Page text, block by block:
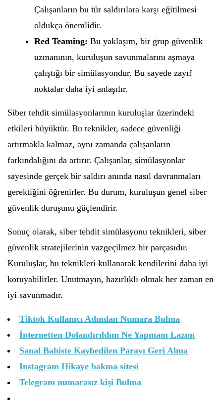
Çalışanların bu tür saldırılara karşı eğitilmesi
oldukça önemlidir.
Red Teaming: Bu yaklaşım, bir grup güvenlik
uzmanının, kuruluşun savunmalarını aşmaya
çalıştığı bir simülasyondur. Bu sayede zayıf
noktalar daha iyi anlaşılır.
Siber tehdit simülasyonlarının kuruluşlar üzerindeki
etkileri büyüktür. Bu teknikler, sadece güvenliği
artırmakla kalmaz, aynı zamanda çalışanların
farkındalığını da artırır. Çalışanlar, simülasyonlar
sayesinde gerçek bir saldırı anında nasıl davranmaları
gerektiğini öğrenirler. Bu durum, kuruluşun genel siber
güvenlik duruşunu güçlendirir.
Sonuç olarak, siber tehdit simülasyonu teknikleri, siber
güvenlik stratejilerinin vazgeçilmez bir parçasıdır.
Kuruluşlar, bu teknikleri kullanarak kendilerini daha iyi
koruyabilirler. Unutmayın, hazırlıklı olmak her zaman en
iyi savunmadır.
Tiktok Kullanıcı Adından Numara Bulma
İnternetten Dolandırıldım Ne Yapmam Lazım
Sanal Bahiste Kaybedilen Parayı Geri Alma
Instagram Hikaye bakma sitesi
Telegram numarasız kişi Bulma